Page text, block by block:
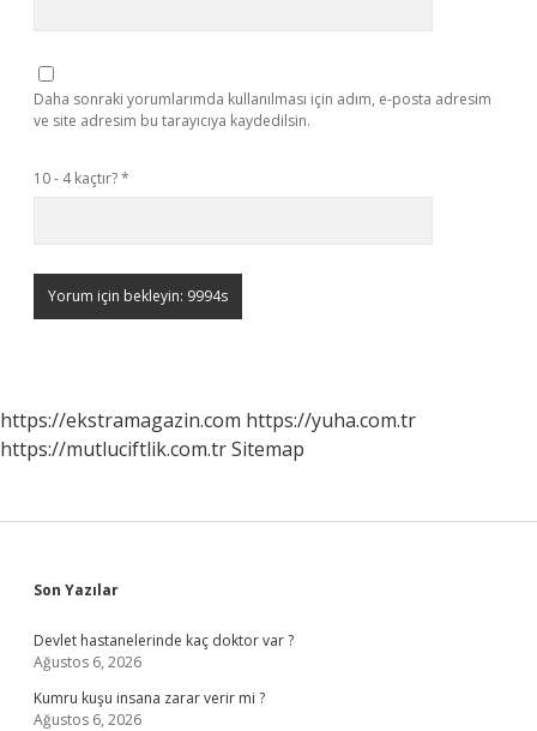
Daha sonraki yorumlarımda kullanılması için adım, e-posta adresim
ve site adresim bu tarayıcıya kaydedilsin.
10 - 4 kaçtır?*
https://ekstramagazin.com https://yuha.com.tr
https://mutluciftlik.com.trSitemap
Sidebar
Son Yazılar
Devlet hastanelerinde kaç doktor var ?
Ağustos 6, 2026
Kumru kuşu insana zarar verir mi ?
Ağustos 6, 2026